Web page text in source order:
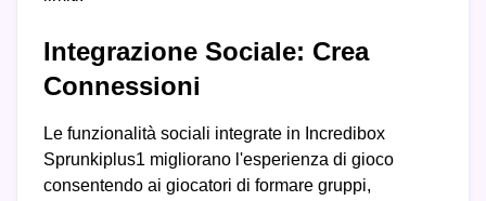
Integrazione Sociale: Crea
Connessioni
Le funzionalità sociali integrate in Incredibox
Sprunkiplus1 migliorano l'esperienza di gioco
consentendo ai giocatori di formare gruppi,